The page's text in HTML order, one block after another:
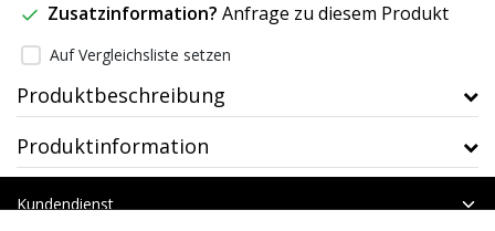
Zusatzinformation? Anfrage zu diesem Produkt
Auf Vergleichsliste setzen
Produktbeschreibung
Produktinformation
Kundendienst